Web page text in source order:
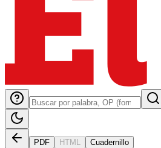
PDF HTML Cuadernillo